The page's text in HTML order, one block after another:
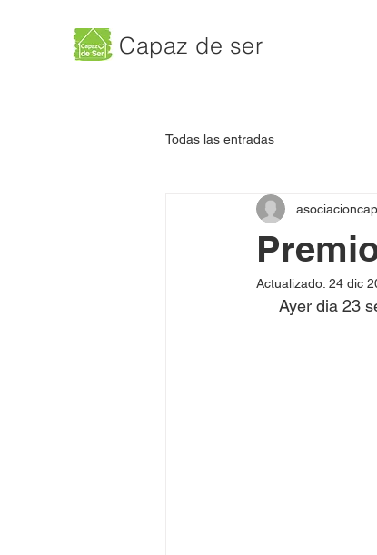
Capaz de ser
Todas las entradas
Actualizado: 24 dic
Ayer dia 23